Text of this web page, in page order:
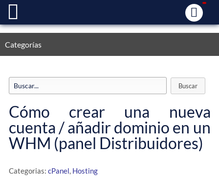
Categorías
Cómo crear una nueva
cuenta / añadir dominio en un
WHM (panel Distribuidores)
Categorias: cPanel, Hosting